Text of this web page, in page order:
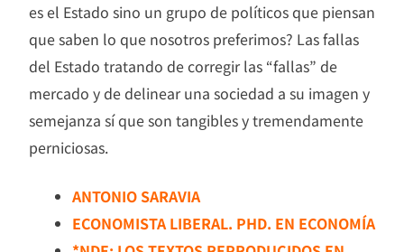
es el Estado sino un grupo de políticos que piensan
que saben lo que nosotros preferimos? Las fallas
del Estado tratando de corregir las “fallas” de
mercado y de delinear una sociedad a su imagen y
semejanza sí que son tangibles y tremendamente
perniciosas.
ANTONIO SARAVIA
ECONOMISTA LIBERAL. PHD. EN ECONOMÍA